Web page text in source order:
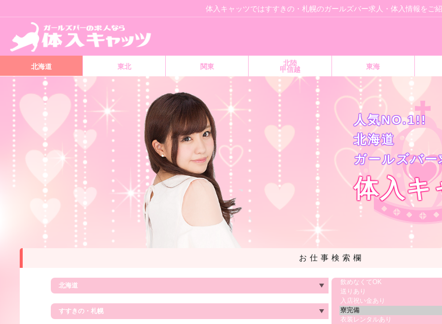
体入キャッツではすすきの・札幌のガールズバー求人・体入情報をご紹
北海道 東北 関東
北陸
甲信越
東海
人気NO.1!!
北海道
ガールズバー
体入キ
お仕事検索欄